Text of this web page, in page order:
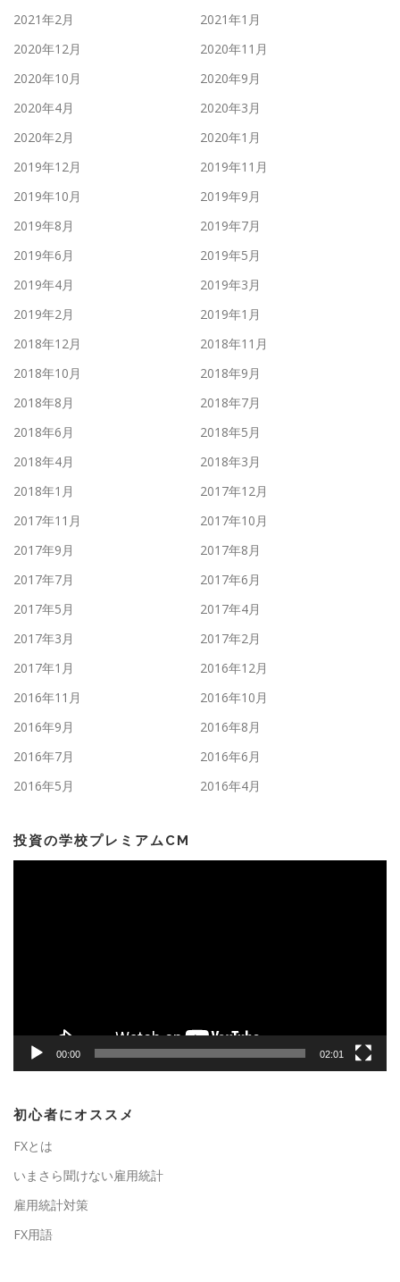
2021年2月
2021年1月
2020年12月
2020年11月
2020年10月
2020年9月
2020年4月
2020年3月
2020年2月
2020年1月
2019年12月
2019年11月
2019年10月
2019年9月
2019年8月
2019年7月
2019年6月
2019年5月
2019年4月
2019年3月
2019年2月
2019年1月
2018年12月
2018年11月
2018年10月
2018年9月
2018年8月
2018年7月
2018年6月
2018年5月
2018年4月
2018年3月
2018年1月
2017年12月
2017年11月
2017年10月
2017年9月
2017年8月
2017年7月
2017年6月
2017年5月
2017年4月
2017年3月
2017年2月
2017年1月
2016年12月
2016年11月
2016年10月
2016年9月
2016年8月
2016年7月
2016年6月
2016年5月
2016年4月
投資の学校プレミアムCM
00:00 02:01
初心者にオススメ
FXとは
いまさら聞けない雇用統計
雇用統計対策
FX用語